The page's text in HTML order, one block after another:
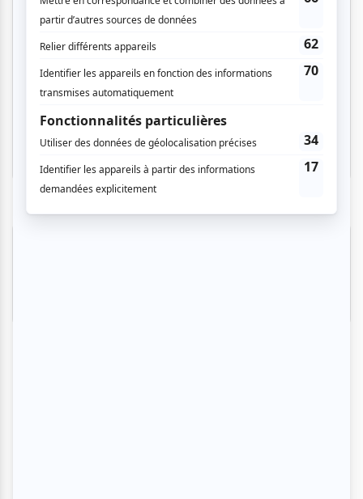
Festival Colline
Plusieurs offres promo